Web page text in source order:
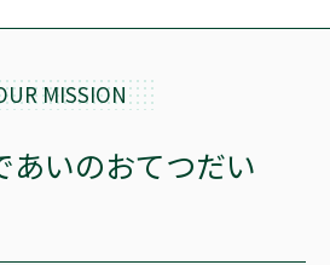
MISSION
あいのおてつだい